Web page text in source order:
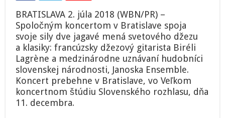
BRATISLAVA 2. júla 2018 (WBN/PR) –
Spoločným koncertom v Bratislave spoja
svoje sily dve jagavé mená svetového džezu
a klasiky: francúzsky džezový gitarista Biréli
Lagrène a medzinárodne uznávaní hudobníci
slovenskej národnosti, Janoska Ensemble.
Koncert prebehne v Bratislave, vo Veľkom
koncertnom štúdiu Slovenského rozhlasu, dňa
11. decembra.